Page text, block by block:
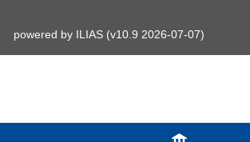
powered by ILIAS (v10.9 2026-07-07)